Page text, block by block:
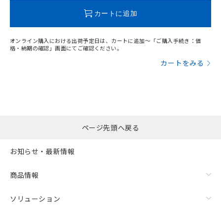
カートに追加
オンライン購入における出荷予定日は、カートに追加～「ご購入手続き：価
格・納期の確認」画面にてご確認ください。
カートをみる
ページ先頭へ戻る
お知らせ・最新情報
商品情報
ソリューション